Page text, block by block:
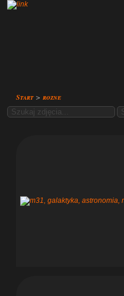
Start> rozne